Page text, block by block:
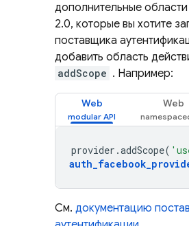
дополнительные
2.0, которые вы хотите
поставщика
добавить область
addScope . Например:
Web Web
provider .addScope(
См. документацию